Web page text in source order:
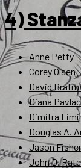
4)
Anne Petty
Corey Olsen
David
Diana
Dimitra Fimi
Douglas A.
Jason Fisher
John D.